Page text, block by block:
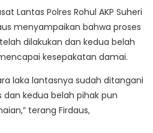
Lantas Polres Rohul AKP Suheri
menyampaikan bahwa proses
dilakukan dan kedua belah
kesepakatan damai.
laka lantasnya sudah ditangani
dan kedua belah pihak pun
terang Firdaus,